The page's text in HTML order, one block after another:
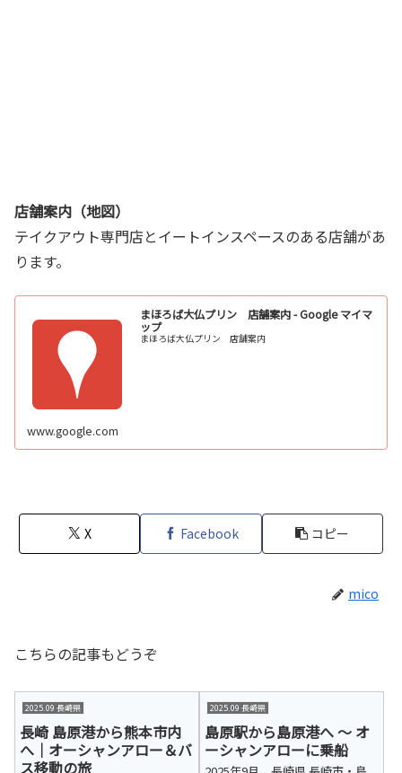
店舗案内（地図）
テイクアウト専門店とイートインスペースのある店舗があ
ります。
まほろば大仏プリン 店舗案内 - Google マイマ
ップ
まほろば大仏プリン 店舗案内
www.google.com
X Facebook コピー
mico
こちらの記事もどうぞ
2025.09 長崎県
長崎 島原港から熊本市内
へ｜オーシャンアロー＆バ
ス移動の旅
2025.09 長崎県
島原駅から島原港へ ～ オ
ーシャンアローに乗船